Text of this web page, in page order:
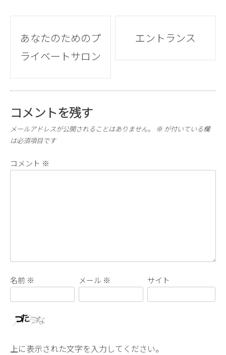
Post
navigation
あなたのためのプ
ライベートサロン
エントランス
コメントを残す
メールアドレスが公開されることはありません。 ※が付いている欄
は必須項目です
コメント ※
名前 ※ メール ※ サイト
上に表示された文字を入力してください。